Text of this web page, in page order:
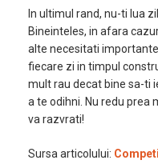
In ultimul rand, nu-ti lua
Bineinteles, in afara
alte necesitati
fiecare zi in timpul
mult rau decat bine sa-ti
a te odihni. Nu redu prea
va razvrati!
Sursa articolului: